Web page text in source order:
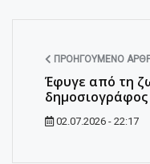
ΠΡΟΗΓΟΎΜΕΝΟ
Έφυγε από τη
02.07.2026 - 22:17